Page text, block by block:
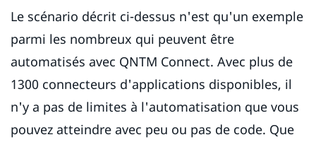
Le scénario décrit ci-dessus n'est qu'un exemple
parmi les nombreux qui peuvent être
automatisés avec QNTM Connect. Avec plus de
1300 connecteurs d'applications disponibles, il
n'y a pas de limites à l'automatisation que vous
pouvez atteindre avec peu ou pas de code. Que